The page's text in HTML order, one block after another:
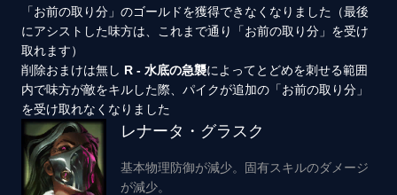
「お前の取り分」のゴールドを獲得できなくなりました（最後
にアシストした味方は、これまで通り「お前の取り分」を受け
取れます）
削除おまけは無し R - 水底の急襲によってとどめを刺せる範囲
内で味方が敵をキルした際、パイクが追加の「お前の取り分」
を受け取れなくなりました
レナータ・グラスク
基本物理防御が減少。固有スキルのダメージ
が減少。